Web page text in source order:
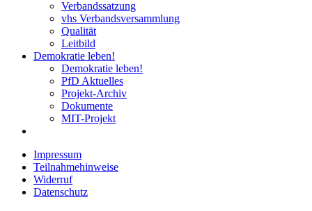
Verbandssatzung
vhs Verbandsversammlung
Qualität
Leitbild
Demokratie leben!
Demokratie leben!
PfD Aktuelles
Projekt-Archiv
Dokumente
MIT-Projekt
Impressum
Teilnahmehinweise
Widerruf
Datenschutz